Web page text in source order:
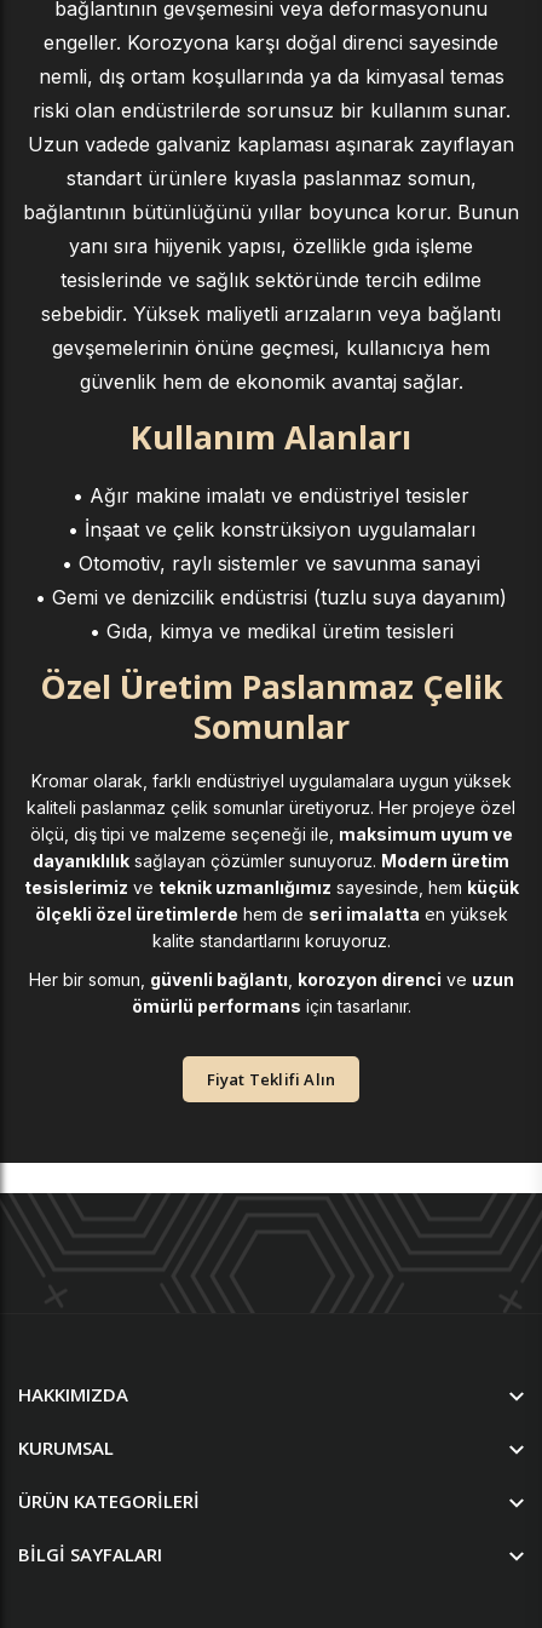
bağlantının gevşemesini veya deformasyonunu
engeller. Korozyona karşı doğal direnci sayesinde
nemli, dış ortam koşullarında ya da kimyasal temas
riski olan endüstrilerde sorunsuz bir kullanım sunar.
Uzun vadede galvaniz kaplaması aşınarak zayıflayan
standart ürünlere kıyasla paslanmaz somun,
bağlantının bütünlüğünü yıllar boyunca korur. Bunun
yanı sıra hijyenik yapısı, özellikle gıda işleme
tesislerinde ve sağlık sektöründe tercih edilme
sebebidir. Yüksek maliyetli arızaların veya bağlantı
gevşemelerinin önüne geçmesi, kullanıcıya hem
güvenlik hem de ekonomik avantaj sağlar.
Kullanım Alanları
• Ağır makine imalatı ve endüstriyel tesisler
• İnşaat ve çelik konstrüksiyon uygulamaları
• Otomotiv, raylı sistemler ve savunma sanayi
• Gemi ve denizcilik endüstrisi (tuzlu suya dayanım)
• Gıda, kimya ve medikal üretim tesisleri
Özel Üretim Paslanmaz Çelik
Somunlar
Kromar olarak, farklı endüstriyel uygulamalara uygun yüksek
kaliteli paslanmaz çelik somunlar üretiyoruz. Her projeye özel
ölçü, diş tipi ve malzeme seçeneği ile, maksimum uyum ve
dayanıklılık sağlayan çözümler sunuyoruz. Modern üretim
tesislerimiz ve teknik uzmanlığımız sayesinde, hem küçük
ölçekli özel üretimlerde hem de seri imalatta en yüksek
kalite standartlarını koruyoruz.
Her bir somun, güvenli bağlantı korozyon direnci ve uzun
ömürlü performans için tasarlanır.
Fiyat Teklifi Alın
HAKKIMIZDA
KURUMSAL
ÜRÜN KATEGORILERI
BILGI SAYFALARI